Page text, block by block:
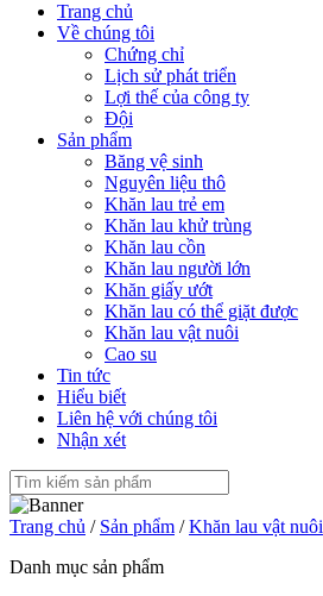
Trang chủ
Về chúng tôi
Chứng chỉ
Lịch sử phát triển
Lợi thế của công ty
Đội
Sản phẩm
Băng vệ sinh
Nguyên liệu thô
Khăn lau trẻ em
Khăn lau khử trùng
Khăn lau cồn
Khăn lau người lớn
Khăn giấy ướt
Khăn lau có thể giặt được
Khăn lau vật nuôi
Cao su
Tin tức
Hiểu biết
Liên hệ với chúng tôi
Nhận xét
Trang chủ / Sản phẩm /Khăn lau vật nuôi
Danh mục sản phẩm